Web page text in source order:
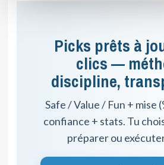
Picks prêts à
clics —
discipline,
Safe / Value / Fun + mise
confiance + stats. Tu
préparer ou